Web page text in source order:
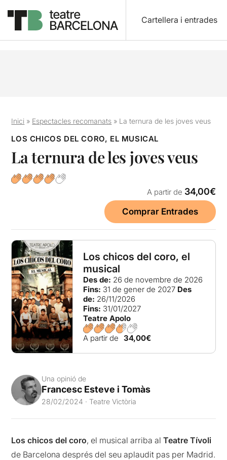
Cartellera i entrades
Inici » Espectacles recomanats » La ternura de les joves veus
LOS CHICOS DEL CORO, EL MUSICAL
La ternura de les joves veus
A partir de 34,00€
Comprar Entrades
Los chicos del coro, el
musical
Des de: 26 de novembre de 2026
Fins: 31 de gener de 2027 Des
de: 26/11/2026
Fins: 31/01/2027
Teatre Apolo
A partir de 34,00€
Una opinió de
Francesc Esteve i Tomàs
28/02/2024 · Teatre Victòria
Los chicos del coro, el musical arriba alTeatre Tívoli
de Barcelona després del seu aplaudit pas per Madrid.